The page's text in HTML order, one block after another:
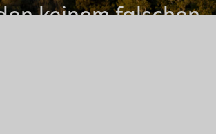
keinem falschen